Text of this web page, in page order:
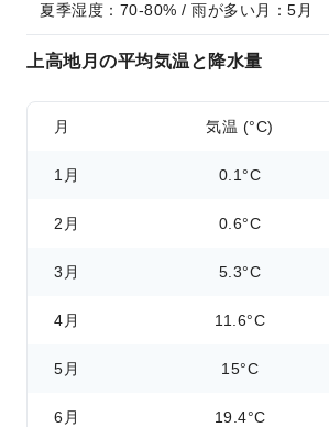
夏季湿度：70-80% / 雨が多い月：5月
上高地月の平均気温と降水量
月 気温 (°C)
1月 0.1°C
2月 0.6°C
3月 5.3°C
4月 11.6°C
5月 15°C
6月 19.4°C